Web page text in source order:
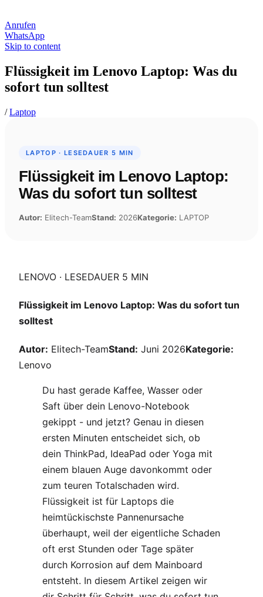
Anrufen
WhatsApp
Skip to content
Flüssigkeit im Lenovo Laptop: Was du
sofort tun solltest
/Laptop
LAPTOP · LESEDAUER 5 MIN
Flüssigkeit im Lenovo Laptop:
Was du sofort tun solltest
Autor: Elitech-TeamStand: 2026Kategorie: LAPTOP
LENOVO · LESEDAUER 5 MIN
Flüssigkeit im Lenovo Laptop: Was du sofort tun
solltest
Autor: Elitech-TeamStand: Juni 2026Kategorie:
Lenovo
Du hast gerade Kaffee, Wasser oder
Saft über dein Lenovo-Notebook
gekippt - und jetzt? Genau in diesen
ersten Minuten entscheidet sich, ob
dein ThinkPad, IdeaPad oder Yoga mit
einem blauen Auge davonkommt oder
zum teuren Totalschaden wird.
Flüssigkeit ist für Laptops die
heimtückischste Pannenursache
überhaupt, weil der eigentliche Schaden
oft erst Stunden oder Tage später
durch Korrosion auf dem Mainboard
entsteht. In diesem Artikel zeigen wir